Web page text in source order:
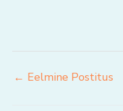
← Eelmine Postitus